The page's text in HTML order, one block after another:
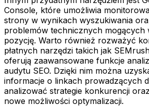
Console, które umożliwia
strony w wynikach wyszukiwania
problemów technicznych mogących
pozycję. Warto również rozważyć
płatnych narzędzi takich jak
oferują zaawansowane funkcje
audytu SEO. Dzięki nim można
informacje o linkach prowadzących
analizować strategie konkurencji
nowe możliwości optymalizacji.